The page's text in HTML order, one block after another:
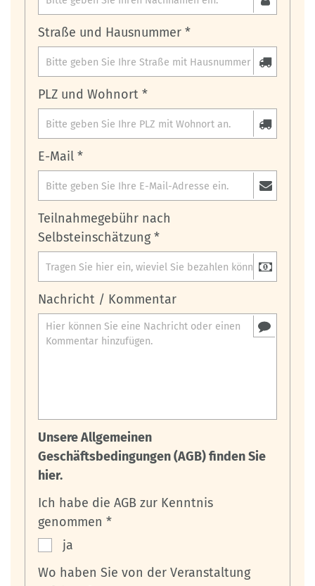
Straße und Hausnummer *
PLZ und Wohnort *
E-Mail *
Teilnahmegebühr nach
Selbsteinschätzung *
Nachricht / Kommentar
Unsere Allgemeinen
Geschäftsbedingungen (AGB) finden Sie
hier.
Ich habe die AGB zur Kenntnis
genommen *
ja
Wo haben Sie von der Veranstaltung